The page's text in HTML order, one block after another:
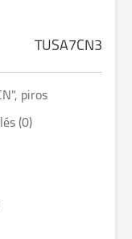
TUSA7CN3
piros
(0)